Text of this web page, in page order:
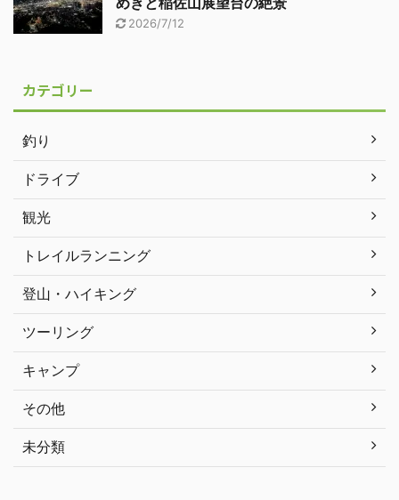
2026/7/12
カテゴリー
釣り
ドライブ
観光
トレイルランニング
登山・ハイキング
ツーリング
キャンプ
その他
未分類